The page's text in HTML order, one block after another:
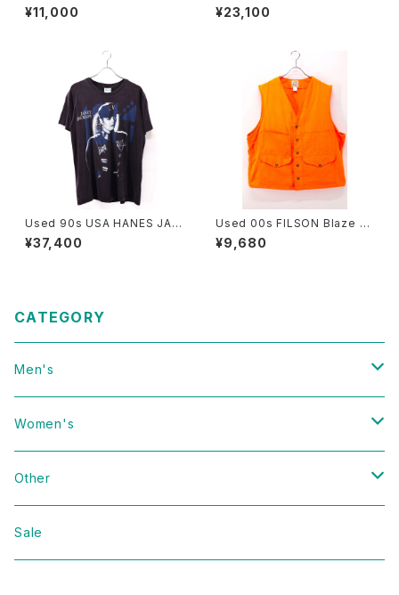
Graphic T-Shirt Size L 古着
¥11,000
Green Duck Cotton Huntin
g Field Jacket Size L 古着
¥23,100
Used 90s USA HANES JAN
ET JACKSON 1990 RHYTH
M NATION 1814 TOUR T-S
¥37,400
Used 00s FILSON Blaze Or
ange Hunting Vest Size 46
古着
¥9,680
CATEGORY
Men's
Vintage
Domestic
Jacket
Women's
Vintage
Domestic
Other
bag
Sale